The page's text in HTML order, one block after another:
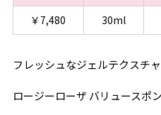
￥7,480
30ml
フレッシュなジェルテクスチャ
ロージーローザ バリュースポ